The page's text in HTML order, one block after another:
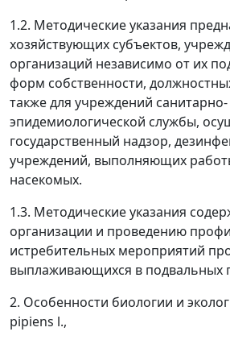
1.2. Методические указания
хозяйствующих субъектов,
организаций независимо от их
форм собственности,
также для учреждений санитарно-
эпидемиологической службы,
государственный надзор,
учреждений, выполняющих
насекомых.
1.3. Методические указания
организации и проведению
истребительных мероприятий
выплаживающихся в подвальных
2. Особенности биологии и
pipiens l.,